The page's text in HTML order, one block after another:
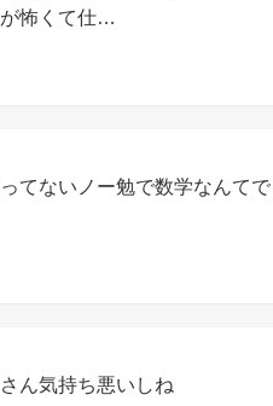
怖くて仕…
てないノー勉で数学なんて
ん気持ち悪いしね